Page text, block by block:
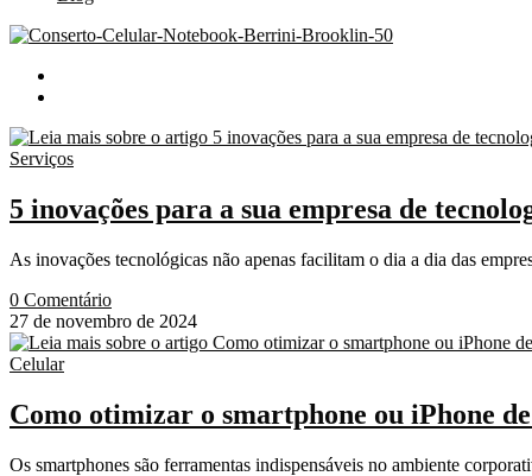
Serviços
5 inovações para a sua empresa de
As inovações tecnológicas não apenas facilitam o dia a dia das
0 Comentário
27 de novembro de 2024
Celular
Como otimizar o smartphone ou iPhone
Os smartphones são ferramentas indispensáveis no ambiente